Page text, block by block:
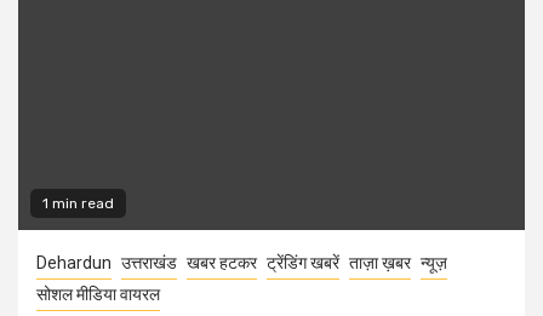
1 min read
Dehardun उत्तराखंड खबर हटकर ट्रेंडिंग खबरें ताज़ा ख़बर न्यूज़
सोशल मीडिया वायरल